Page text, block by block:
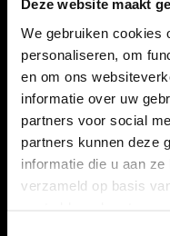
Deze website maakt
We gebruiken cookies
personaliseren, om
en om ons
informatie over uw
partners voor social
partners kunnen deze
informatie die u aan
verzameld op basis
ONZE SCHROEVEN
APPLICATIES
MACHINES
FAQ
PRODUCTOVERZICHT